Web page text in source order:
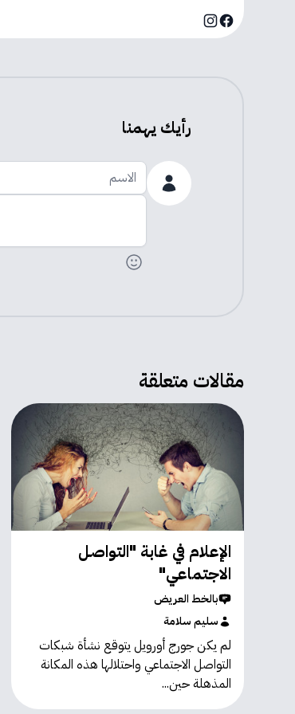
Facebook
Instagram
رأيك يهمنا
الاسم
اضف تعليقك
مقالات متعلقة
الإعلام في غابة "التواصل
الاجتماعي"
بالخط العريض
سليم سلامة
لم يكن جورج أورويل يتوقع نشأة شبكات
التواصل الاجتماعي واحتلالها هذه المكانة
المذهلة حين...